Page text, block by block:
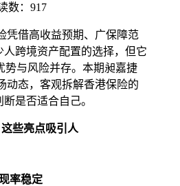
数：917
凭借高收益预期、广保障范
人跨境资产配置的选择，但它
势与风险并存。本期昶嘉捷
动态，客观拆解香港保险的
是否适合自己。
些亮点吸引人
率稳定